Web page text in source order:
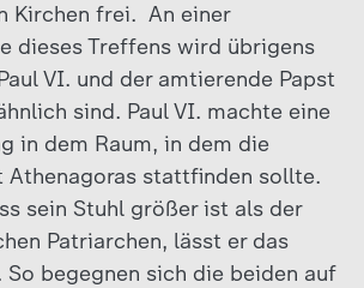
Kirchen frei. An einer
dieses Treffens wird übrigens
VI. und der amtierende Papst
sind. Paul VI. machte eine
in dem Raum, in dem die
Athenagoras stattfinden sollte.
sein Stuhl größer ist als der
Patriarchen, lässt er das
So begegnen sich die beiden auf